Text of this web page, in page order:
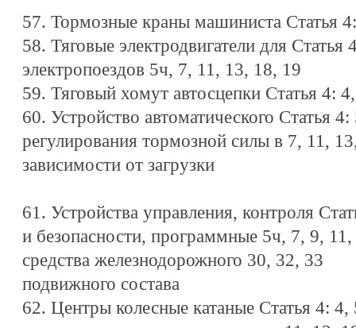
57. Тормозные краны машиниста Статья
58. Тяговые электродвигатели для
электропоездов 5ч, 7, 11, 13, 18, 19
59. Тяговый хомут автосцепки Статья 4:
60. Устройство автоматического Статья
регулирования тормозной силы в 7, 11,
зависимости от загрузки
61. Устройства управления, контроля
и безопасности, программные 5ч, 7, 9,
средства железнодорожного 30, 32, 33
подвижного состава
62. Центры колесные катаные Статья 4: 4,